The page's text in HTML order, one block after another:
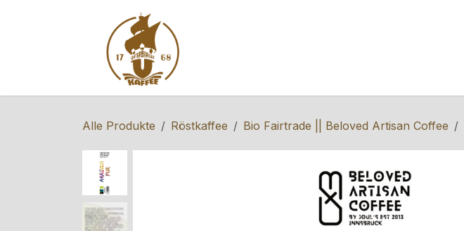
Alle Produkte Röstkaffee Bio Fairtrade || Beloved Artisan Coffee